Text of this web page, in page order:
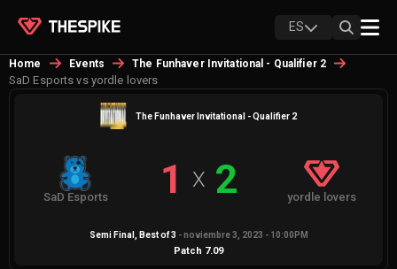
ES
Home Events The Funhaver Invitational - Qualifier 2
SaD Esports vs yordle lovers
The Funhaver Invitational - Qualifier 2
SaD Esports 1 X 2 yordle lovers
Semi Final , Best of3 - noviembre 3, 2023 - 10:00PM
Patch 7.09